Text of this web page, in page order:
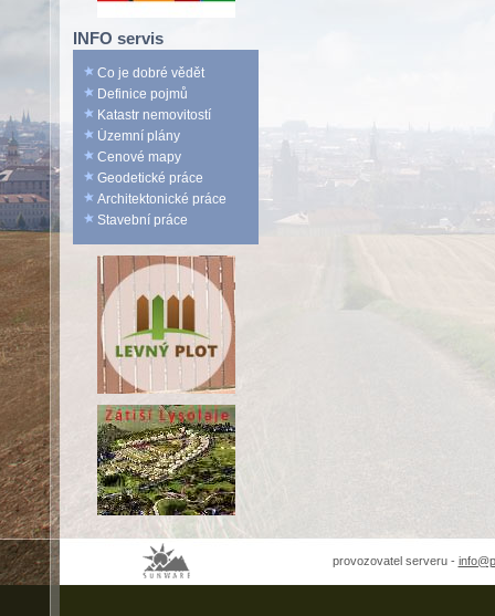
INFO servis
Co je dobré vědět
Definice pojmů
Katastr nemovitostí
Územní plány
Cenové mapy
Geodetické práce
Architektonické práce
Stavební práce
provozovatel serveru -